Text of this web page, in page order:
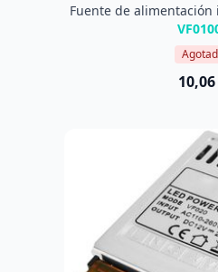
Fuente de alimentación